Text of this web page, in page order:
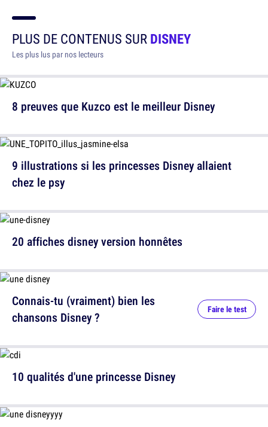
PLUS DE CONTENUS SURDISNEY
Les plus lus par nos lecteurs
8 preuves que Kuzco est le meilleur Disney
20 affiches disney version honnêtes
10 qualités d'une princesse Disney
9 illustrations si les princesses Disney allaient
chez le psy
Connais-tu (vraiment) bien les
chansons Disney ?
Faire le test